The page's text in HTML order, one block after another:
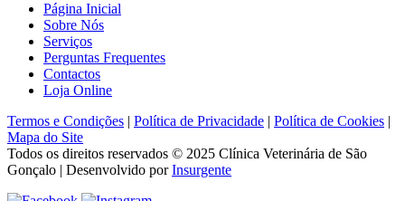
Página Inicial
Sobre Nós
Serviços
Perguntas Frequentes
Contactos
Loja Online
Termos e Condições | Política de Privacidade | Política de Cookies |
Mapa do Site
Todos os direitos reservados © 2025 Clínica Veterinária de São
Gonçalo | Desenvolvido porInsurgente